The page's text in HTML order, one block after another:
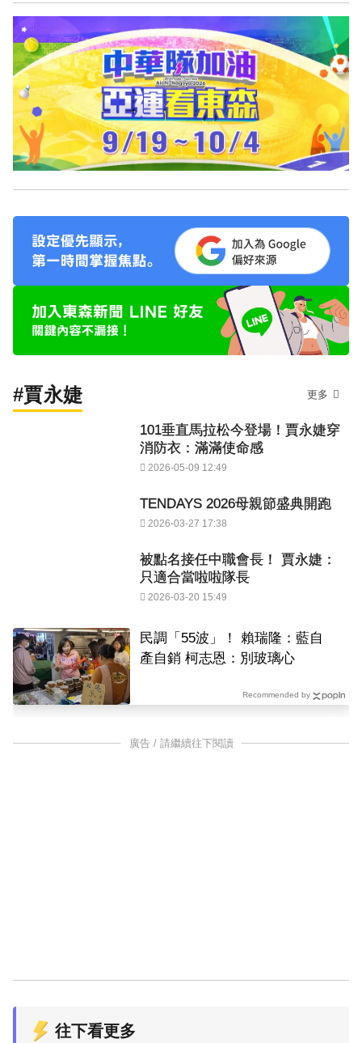
#賈永婕 更多
101垂直馬拉松今登場！賈永婕穿
消防衣：滿滿使命感
2026-05-09 12:49
TENDAYS 2026母親節盛典開跑
2026-03-27 17:38
被點名接任中職會長！ 賈永婕：
只適合當啦啦隊長
2026-03-20 15:49
民調「55波」！ 賴瑞隆：藍自
產自銷 柯志恩：別玻璃心
Recommended by
廣告 / 請繼續往下閱讀
往下看更多